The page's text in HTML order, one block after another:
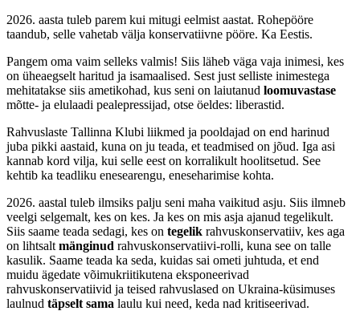
2026. aasta tuleb parem kui mitugi eelmist aastat. Rohepööre
taandub, selle vahetab välja konservatiivne pööre. Ka Eestis.
Pangem oma vaim selleks valmis! Siis läheb väga vaja inimesi, kes
on üheaegselt haritud ja isamaalised. Sest just selliste inimestega
mehitatakse siis ametikohad, kus seni on laiutanud loomuvastase
mõtte- ja elulaadi pealepressijad, otse öeldes: liberastid.
Rahvuslaste Tallinna Klubi liikmed ja pooldajad on end harinud
juba pikki aastaid, kuna on ju teada, et teadmised on jõud. Iga asi
kannab kord vilja, kui selle eest on korralikult hoolitsetud. See
kehtib ka teadliku enesearengu, eneseharimise kohta.
2026. aastal tuleb ilmsiks palju seni maha vaikitud asju. Siis ilmneb
veelgi selgemalt, kes on kes. Ja kes on mis asja ajanud tegelikult.
Siis saame teada sedagi, kes on tegelik rahvuskonservatiiv, kes aga
on lihtsalt mänginud rahvuskonservatiivi-rolli, kuna see on talle
kasulik. Saame teada ka seda, kuidas sai ometi juhtuda, et end
muidu ägedate võimukriitikutena eksponeerivad
rahvuskonservatiivid ja teised rahvuslased on Ukraina-küsimuses
laulnud täpselt sama laulu kui need, keda nad kritiseerivad.